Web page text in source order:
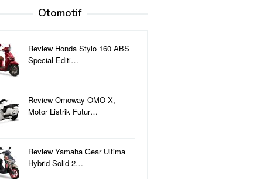
Otomotif
Review Honda Stylo 160 ABS
Special Editi…
Review Omoway OMO X,
Motor Listrik Futur…
Review Yamaha Gear Ultima
Hybrid Solid 2…